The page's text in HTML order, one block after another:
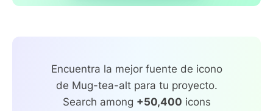
Encuentra la mejor fuente de icono
de Mug-tea-alt para tu proyecto.
Search among +50,400 icons